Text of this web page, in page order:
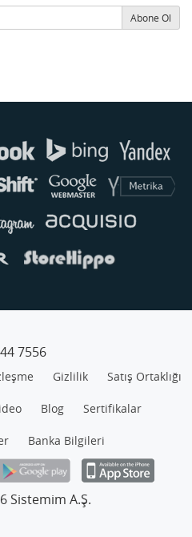
Abone Ol
7556
Gizlilik Satış Ortaklığı
Blog Sertifikalar
Banka Bilgileri
Sistemim A.Ş.